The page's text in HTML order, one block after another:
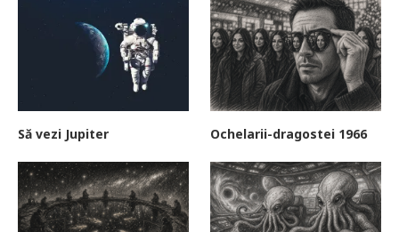
Să vezi Jupiter Ochelarii-dragostei 1966